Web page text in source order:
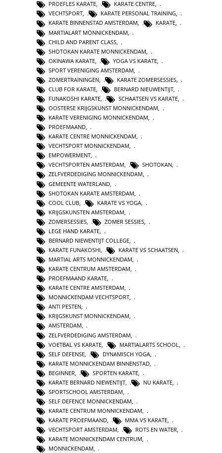
PROEFLES KARATE, KARATE CENTRE,
VECHTSPORT, KARATE PERSONAL TRAINING,
KARATE BINNENSTAD AMSTERDAM, KARATE,
MARTIALART MONNICKENDAM
CHILD AND PARENT CLASS
SHOTOKAN KARATE MONNICKENDAM
OKINAWA KARATE
YOGA VS KARATE
SPORT VERENIGING AMSTERDAM
ZOMERTRAININGEN
KARATE ZOMERSESSIES
CLUB FOR KARATE
BERNARD NIEUWENTIJT
FUNAKOSHI KARATE
SCHAATSEN VS KARATE
OOSTERSE KRIJGSKUNST MONNICKENDAM,
KARATE VERENIGING MONNICKENDAM,
PROEFMAAND,
KARATE CENTRE MONNICKENDAM,
VECHTSPORT MONNICKENDAM,
EMPOWERMENT,
VECHTSPORTEN AMSTERDAM, SHOTOKAN,
ZELFVERDEDIGING MONNICKENDAM,
GEMEENTE WATERLAND
SHOTOKAN KARATE AMSTERDAM
COOL CLUB
KARATE VS YOGA
KRIJGSKUNSTEN AMSTERDAM
ZOMERSESSIES
ZOMER SESSIES
LEGE HAND KARATE
BERNARD NIEWENTIJT COLLEGE
KARATE FUNAKOSHI
KARATE VS SCHAATSEN
MARTIAL ARTS MONNICKENDAM,
KARATE CENTRUM AMSTERDAM,
PROEFMAAND KARATE,
KARATE CENTRE AMSTERDAM,
MONNICKENDAM VECHTSPORT,
ANTI PESTEN,
KRIJGSKUNST MONNICKENDAM,
AMSTERDAM,
ZELFVERDEDIGING AMSTERDAM
VOETBAL VS KARATE
MARTIALARTS SCHOOL
SELF DEFENSE
DYNAMISCH YOGA
KARATE MONNICKENDAM BINNENSTAD
BEGINNER
SPORTEN KARATE
KARATE BERNARD NIEWENTIJT
NU KARATE
SPORTSCHOOL AMSTERDAM
SELF DEFENCE MONNICKENDAM
KARATE CENTRUM MONNICKENDAM,
KARATE PROEFMAAND, MMA VS KARATE,
VECHTSPORT AMSTERDAM, ROTS EN WATER,
KARATE MONNICKENDAM CENTRUM,
MONNICKENDAM,